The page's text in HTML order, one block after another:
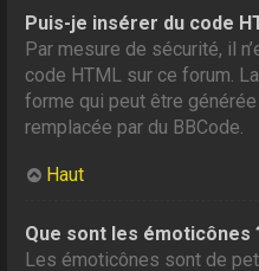
Puis-je insérer du code
Par mesure de sécurité, il
code HTML sur ce forum.
forme qui peut être
remplacée par du BBCode.
Haut
Que sont les émoticônes
Les émoticônes sont de